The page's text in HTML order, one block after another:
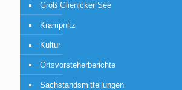
Groß Glienicker See
Krampnitz
Kultur
Ortsvorsteherberichte
Sachstandsmitteilungen